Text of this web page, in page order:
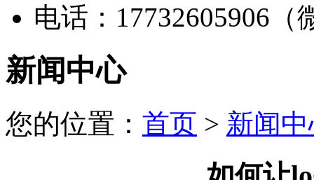
电话：17732605906（
新闻中心
您的位置： 首页 > 新闻